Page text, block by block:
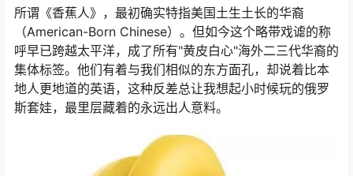
所谓《香蕉人》，最初确实特指美国土生土长的华裔
（American-Born Chinese）。但如今这个略带戏谑的称
呼早已跨越太平洋，成了所有"黄皮白心"海外二三代华裔的
集体标签。他们有着与我们相似的东方面孔，却说着比本
地人更地道的英语，这种反差总让我想起小时候玩的俄罗
斯套娃，最里层藏着的永远出人意料。